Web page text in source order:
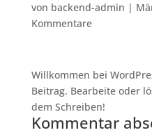
von backend-admin |
Kommentare
Willkommen bei
Beitrag. Bearbeite oder
dem Schreiben!
Kommentar